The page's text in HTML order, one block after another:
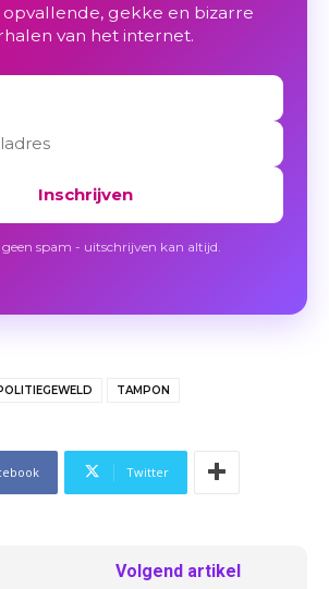
opvallende, gekke en bizarre
van het internet.
Inschrijven
geen spam - uitschrijven kan altijd.
TAMPON
Twitter
Volgend artikel